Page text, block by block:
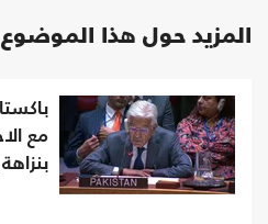
المزيد حول هذا الموضوع
مع